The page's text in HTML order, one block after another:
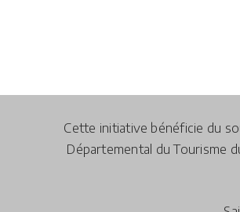
Cette initiative bénéficie du
Départemental du Tourisme